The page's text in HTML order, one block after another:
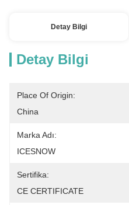
Detay Bilgi
Detay Bilgi
Place Of Origin:
China
Marka Adı:
ICESNOW
Sertifika:
CE CERTIFICATE